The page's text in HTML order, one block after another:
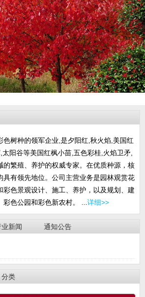
色树种的领军企业,是夕阳红,秋火焰,美国红
阳谷等美国红枫小苗,五色彩桂,火焰卫矛,
的繁殖、养护的权威专家。在优质种源，核
具有领先地位。公司主营业务是园林观赏花
彩色景观设计、施工、养护，以及规划、建
彩色公园和彩色新农村。 ...详细>>
业新闻 通知公告
分类